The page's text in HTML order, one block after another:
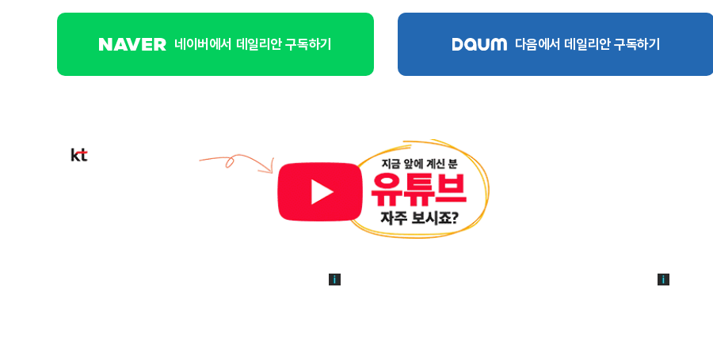
네이버에서 데일리안 구독하기 다음에서 데일리안 구독하기